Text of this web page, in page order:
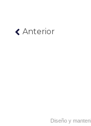
Anterior
Diseño y